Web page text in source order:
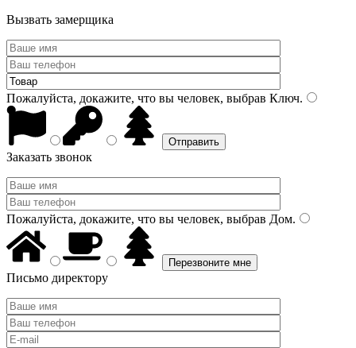
Вызвать замерщика
Пожалуйста, докажите, что вы человек, выбрав Ключ.
Заказать звонок
Пожалуйста, докажите, что вы человек, выбрав Дом.
Письмо директору